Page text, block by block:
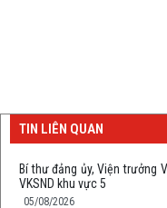
TIN LIÊN QUAN
Bí thư đảng ủy, Viện trưởng
VKSND khu vực 5
05/08/2026